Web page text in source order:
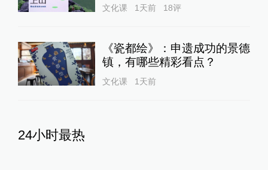
文化课 1天前 18评
《瓷都绘》：申遗成功的景德
镇，有哪些精彩看点？
文化课 1天前
24小时最热